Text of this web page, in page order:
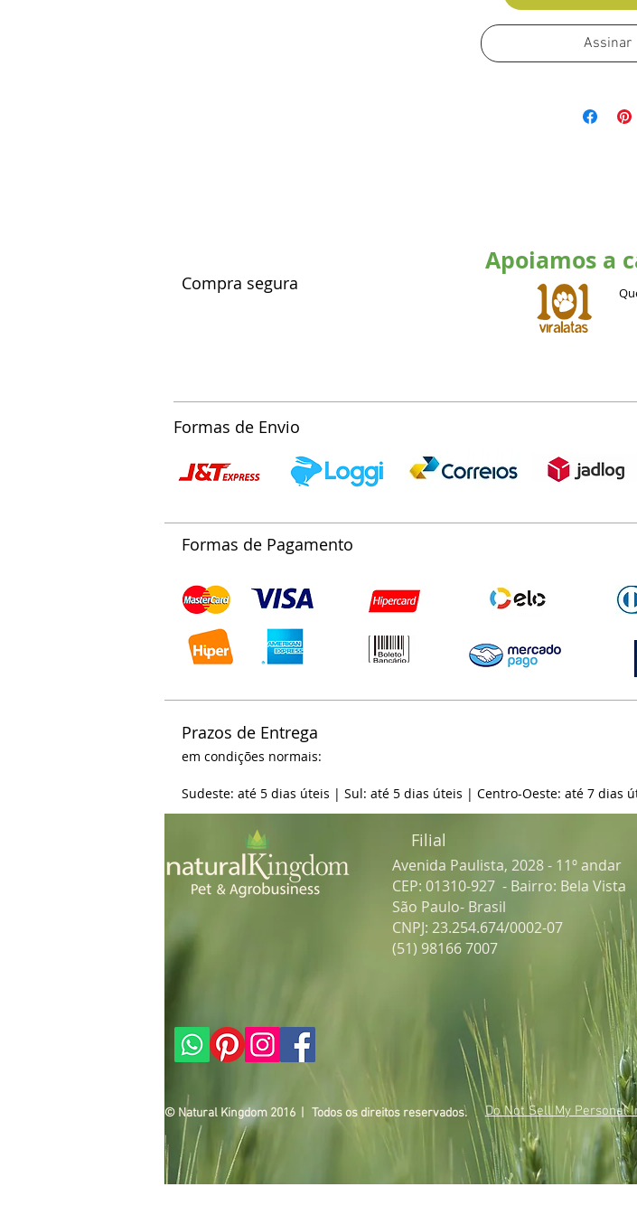
Assinar
Compra segura
Apoiamos a
Formas de Envio
Formas de Pagamento
Prazos de Entrega
em condições normais:
Sudeste: até 5 dias úteis | Sul: até 5 dias úteis | Centro-Oeste: até 7
Filial
Avenida Paulista, 2028 - 11º andar
CEP: 01310-927 - Bairro: Bela Vista
São Paulo- Brasil
CNPJ: 23.254.674/0002-07
(51) 98166 7007
© Natural Kingdom 2016 | Todos os direitos reservados. Do Not Sell My Personal